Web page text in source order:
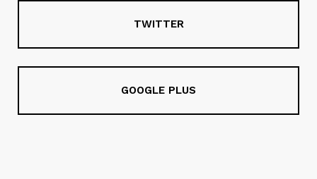
TWITTER
GOOGLE PLUS